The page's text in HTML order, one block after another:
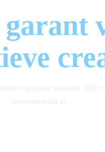
op jouw wensen. Wij
tevredenheid af.